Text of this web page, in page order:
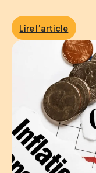
Lire l’article